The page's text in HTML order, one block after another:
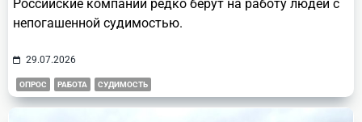
Российские компании редко берут на работу людей с
непогашенной судимостью.
29.07.2026
ОПРОС РАБОТА СУДИМОСТЬ